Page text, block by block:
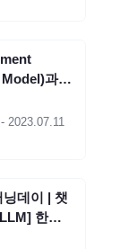
세미나
과
경환
2023.07.11
세미나 종료
닝데이 | 챗
한국
화의 시작